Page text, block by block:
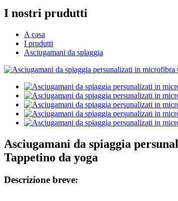
I nostri prudutti
A casa
I prudutti
Asciugamani da spiaggia
Asciugamani da spiaggia
Tappetino da yoga
Descrizione breve: